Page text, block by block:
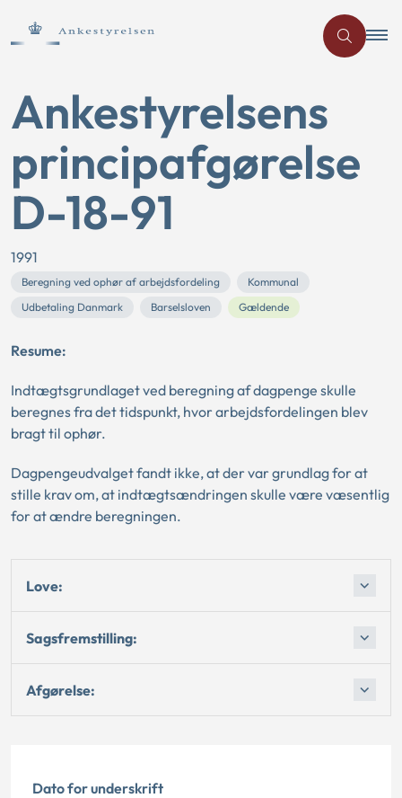
Ankestyrelsens
principafgørelse
D-18-91
1991
Beregning ved ophør af arbejdsfordeling
Kommunal
Udbetaling Danmark
Barselsloven Gældende
Resume:
Indtægtsgrundlaget ved beregning af dagpenge skulle
beregnes fra det tidspunkt, hvor arbejdsfordelingen blev
bragt til ophør.
Dagpengeudvalget fandt ikke, at der var grundlag for at
stille krav om, at indtægtsændringen skulle være væsentlig
for at ændre beregningen.
Love:
Sagsfremstilling:
Afgørelse:
Dato for underskrift